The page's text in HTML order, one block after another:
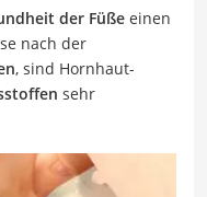
der Füße einen
nach der
, sind Hornhaut-
sehr